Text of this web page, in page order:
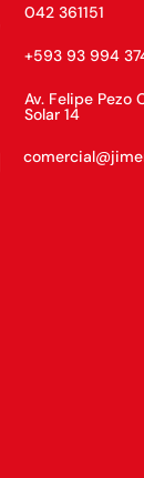
042 361151
+593 93 994
Av. Felipe Pezo
Solar 14